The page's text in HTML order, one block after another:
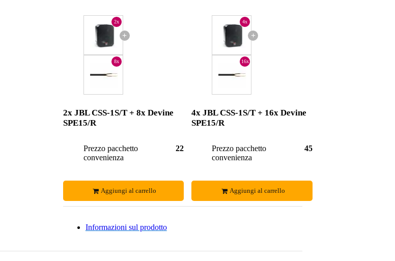
+
2x
8x
2x JBL CSS-1S/T + 8x Devine
SPE15/R
Prezzo pacchetto
convenienza
229,92 €
Aggiungi al carrello
+
4x
16x
4x JBL CSS-1S/T + 16x Devine
SPE15/R
Prezzo pacchetto
convenienza
459,84 €
Aggiungi al carrello
Informazioni sul prodotto